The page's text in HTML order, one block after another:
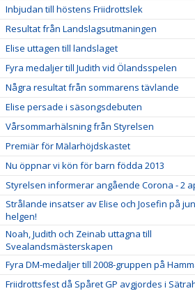
Inbjudan till höstens Friidrottslek
Resultat från Landslagsutmaningen
Elise uttagen till landslaget
Fyra medaljer till Judith vid Ölandsspelen
Några resultat från sommarens tävlande
Elise persade i säsongsdebuten
Vårsommarhälsning från Styrelsen
Premiär för Mälarhöjdskastet
Nu öppnar vi kön för barn födda 2013
Styrelsen informerar angående Corona - 2
Strålande insatser av Elise och Josefin på
helgen!
Noah, Judith och Zeinab uttagna till
Svealandsmästerskapen
Fyra DM-medaljer till 2008-gruppen på
Friidrottsfest då Spåret GP avgjordes i